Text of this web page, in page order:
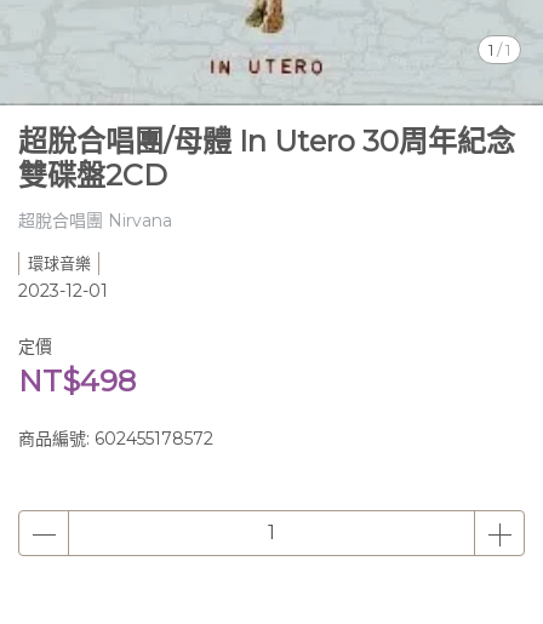
1 /1
超脫合唱團/母體 In Utero 30周年紀念
雙碟盤2CD
超脫合唱團 Nirvana
環球音樂
2023-12-01
定價
NT$498
商品編號: 602455178572